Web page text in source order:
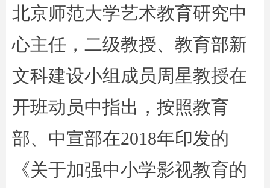
北京师范大学艺术教育研究中
心主任，二级教授、教育部新
文科建设小组成员周星教授在
开班动员中指出，按照教育
部、中宣部在2018年印发的
《关于加强中小学影视教育的